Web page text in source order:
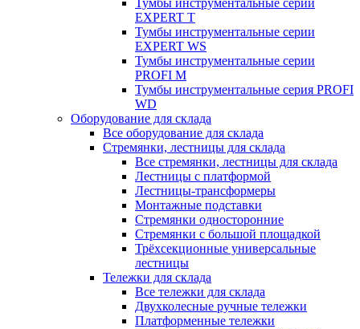
Тумбы инструментальные серии
EXPERT T
Тумбы инструментальные серии
EXPERT WS
Тумбы инструментальные серии
PROFI M
Тумбы инструментальные серия PROFI
WD
Оборудование для склада
Все оборудование для склада
Стремянки, лестницы для склада
Все стремянки, лестницы для склада
Лестницы с платформой
Лестницы-трансформеры
Монтажные подставки
Стремянки односторонние
Стремянки с большой площадкой
Трёхсекционные универсальные
лестницы
Тележки для склада
Все тележки для склада
Двухколесные ручные тележки
Платформенные тележки